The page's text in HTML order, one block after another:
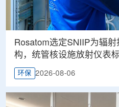
Rosatom选定SNIIP为辐
构，统管核设施放射仪表
环保 2026-08-06